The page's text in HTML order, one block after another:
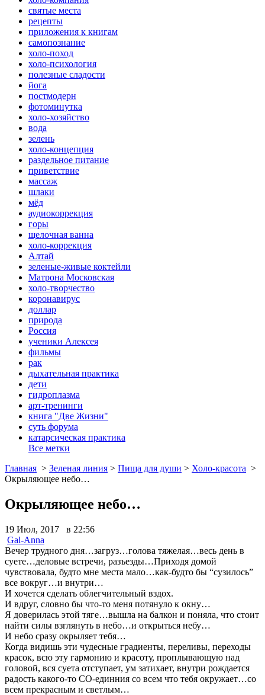
святые места
рецепты
приложения к книгам
самопознание
холо-поход
холо-психология
полезные сладости
йога
постмодерн
фотоминутка
холо-хозяйство
вода
зелень
холо-концепция
раздельное питание
приветствие
массаж
шлаки
мёд
аудиокоррекция
горы
щелочная ванна
холо-коррекция
Алтай
зеленые-живые коктейли
Матрона Московская
холо-творчество
коронавирус
доллар
природа
Россия
ученики Алексея
фильмы
рак
дыхательная практика
дети
гидроплазма
арт-тренинги
книга "Две Жизни"
суть форума
катарсическая практика
Все метки
Главная > Зеленая линия > Пища для души > Холо-красота >
Окрыляющее небо…
Окрыляющее небо…
19 Июл, 2017 в 22:56
Gal-Anna
Вечер трудного дня…загруз…голова тяжелая…весь день в
суете…деловые встречи, разъезды…Приходя домой
чувствовала, будто мне места мало…как-будто бы “сузилось”
все вокруг…и внутри…
И хочется сделать облегчительный вздох.
И вдруг, словно бы что-то меня потянуло к окну…
Я доверилась этой тяге…вышла на балкон и поняла, что стоит
найти силы взглянуть в небо…и открыться небу…
И небо сразу окрыляет тебя…
Когда видишь эти чудесные градиенты, переливы, переходы
красок, всю эту гармонию и красоту, проплывающую над
головой, вся суета отступает, ум затихает, внутри рождается
радость какого-то СО-единния со всем что тебя окружает…со
всем прекрасным и светлым…